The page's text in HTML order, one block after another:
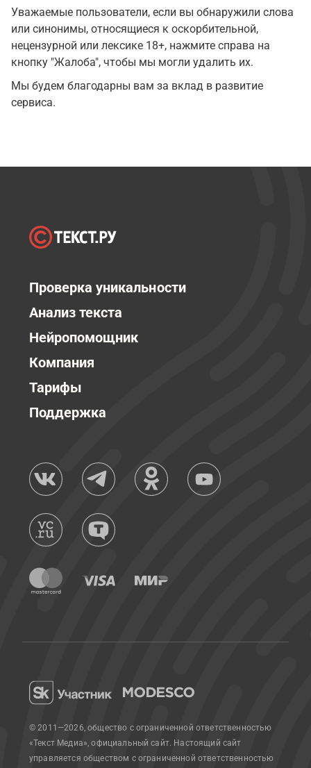
Уважаемые пользователи, если вы обнаружили слова
или синонимы, относящиеся к оскорбительной,
нецензурной или лексике 18+, нажмите справа на
кнопку "Жалоба", чтобы мы могли удалить их.
Мы будем благодарны вам за вклад в развитие
сервиса.
Проверка уникальности
Анализ текста
Нейропомощник
Компания
Тарифы
Поддержка
© 2011—2026, общество с ограниченной ответственностью
«Текст Медиа», официальный сайт. Настоящий сайт
управляется обществом с ограниченной ответственностью